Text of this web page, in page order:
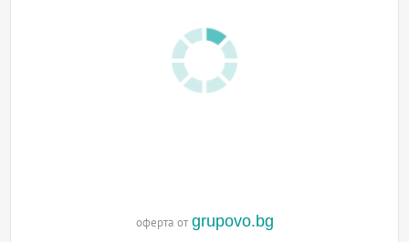
оферта от grupovo.bg